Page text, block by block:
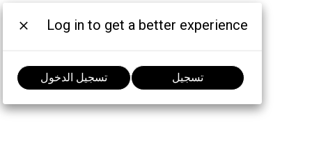
Log in to get a better experience
تسجيل تسجيل الدخول